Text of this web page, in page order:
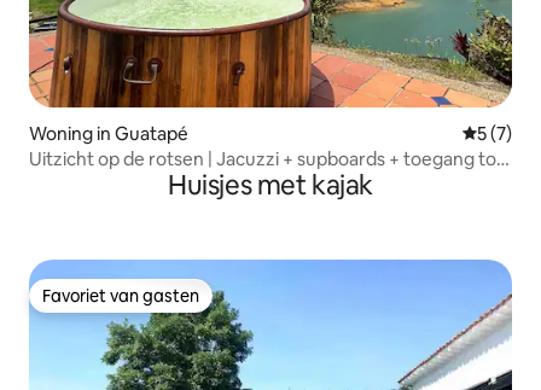
Woning in Guatapé
5 (7)
Uitzicht op de rotsen | Jacuzzi + supboards + toegang tot
Huisjes met kajak
Favoriet van gasten
Favoriet van gasten